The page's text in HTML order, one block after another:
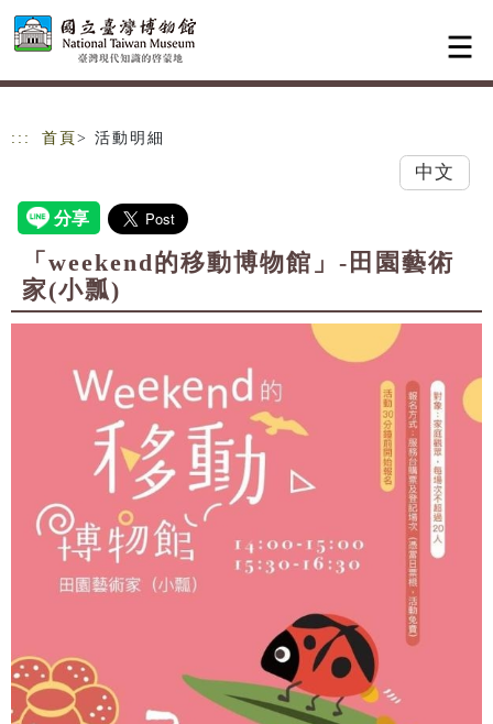
跳到主要內容
網站導覽
::: 首頁 > 活動明細
中文
「weekend的移動博物館」-田園藝術
家(小瓢)